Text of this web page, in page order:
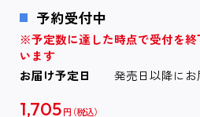
予約受付中
※予定数に達した時点で受付を
います
お届け予定日
発売日以降にお
1,705 円